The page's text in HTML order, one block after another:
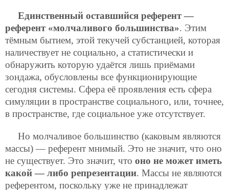
Единственный оставшийся референт —
референт «молчаливого большинства». Этим
тёмным бытием, этой текучей субстанцией, которая
наличествует не социально, а статистически и
обнаружить которую удаётся лишь приёмами
зондажа, обусловлены все функционирующие
сегодня системы. Сфера её проявления есть сфера
симуляции в пространстве социального, или, точнее,
в пространстве, где социальное уже отсутствует.
Но молчаливое большинство (каковым являются
массы) — референт мнимый. Это не значит, что оно
не существует. Это значит, что оно не может иметь
какой — либо репрезентации. Массы не являются
референтом, поскольку уже не принадлежат